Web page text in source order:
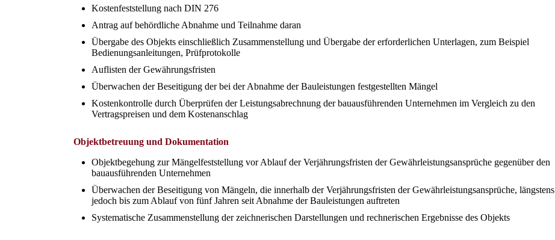
Kostenfeststellung nach DIN 276
Antrag auf behördliche Abnahme und Teilnahme daran
Übergabe des Objekts einschließlich Zusammenstellung und Übergabe der erforderlichen Unterlagen, zum Beispiel
Bedienungsanleitungen, Prüfprotokolle
Auflisten der Gewährungsfristen
Überwachen der Beseitigung der bei der Abnahme der Bauleistungen festgestellten Mängel
Kostenkontrolle durch Überprüfen der Leistungsabrechnung der bauausführenden Unternehmen im Vergleich zu den
Vertragspreisen und dem Kostenanschlag
Objektbetreuung und Dokumentation
Objektbegehung zur Mängelfeststellung vor Ablauf der Verjährungsfristen der Gewährleistungsansprüche gegenüber den
bauausführenden Unternehmen
Überwachen der Beseitigung von Mängeln, die innerhalb der Verjährungsfristen der Gewährleistungsansprüche, längstens
jedoch bis zum Ablauf von fünf Jahren seit Abnahme der Bauleistungen auftreten
Systematische Zusammenstellung der zeichnerischen Darstellungen und rechnerischen Ergebnisse des Objekts